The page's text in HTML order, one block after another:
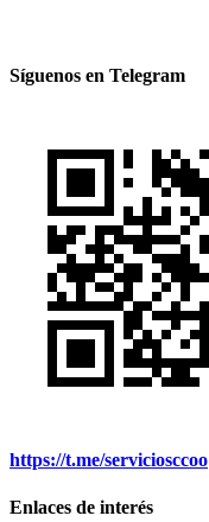
Síguenos en Telegram
https://t.me/serviciosccoo
Enlaces de interés